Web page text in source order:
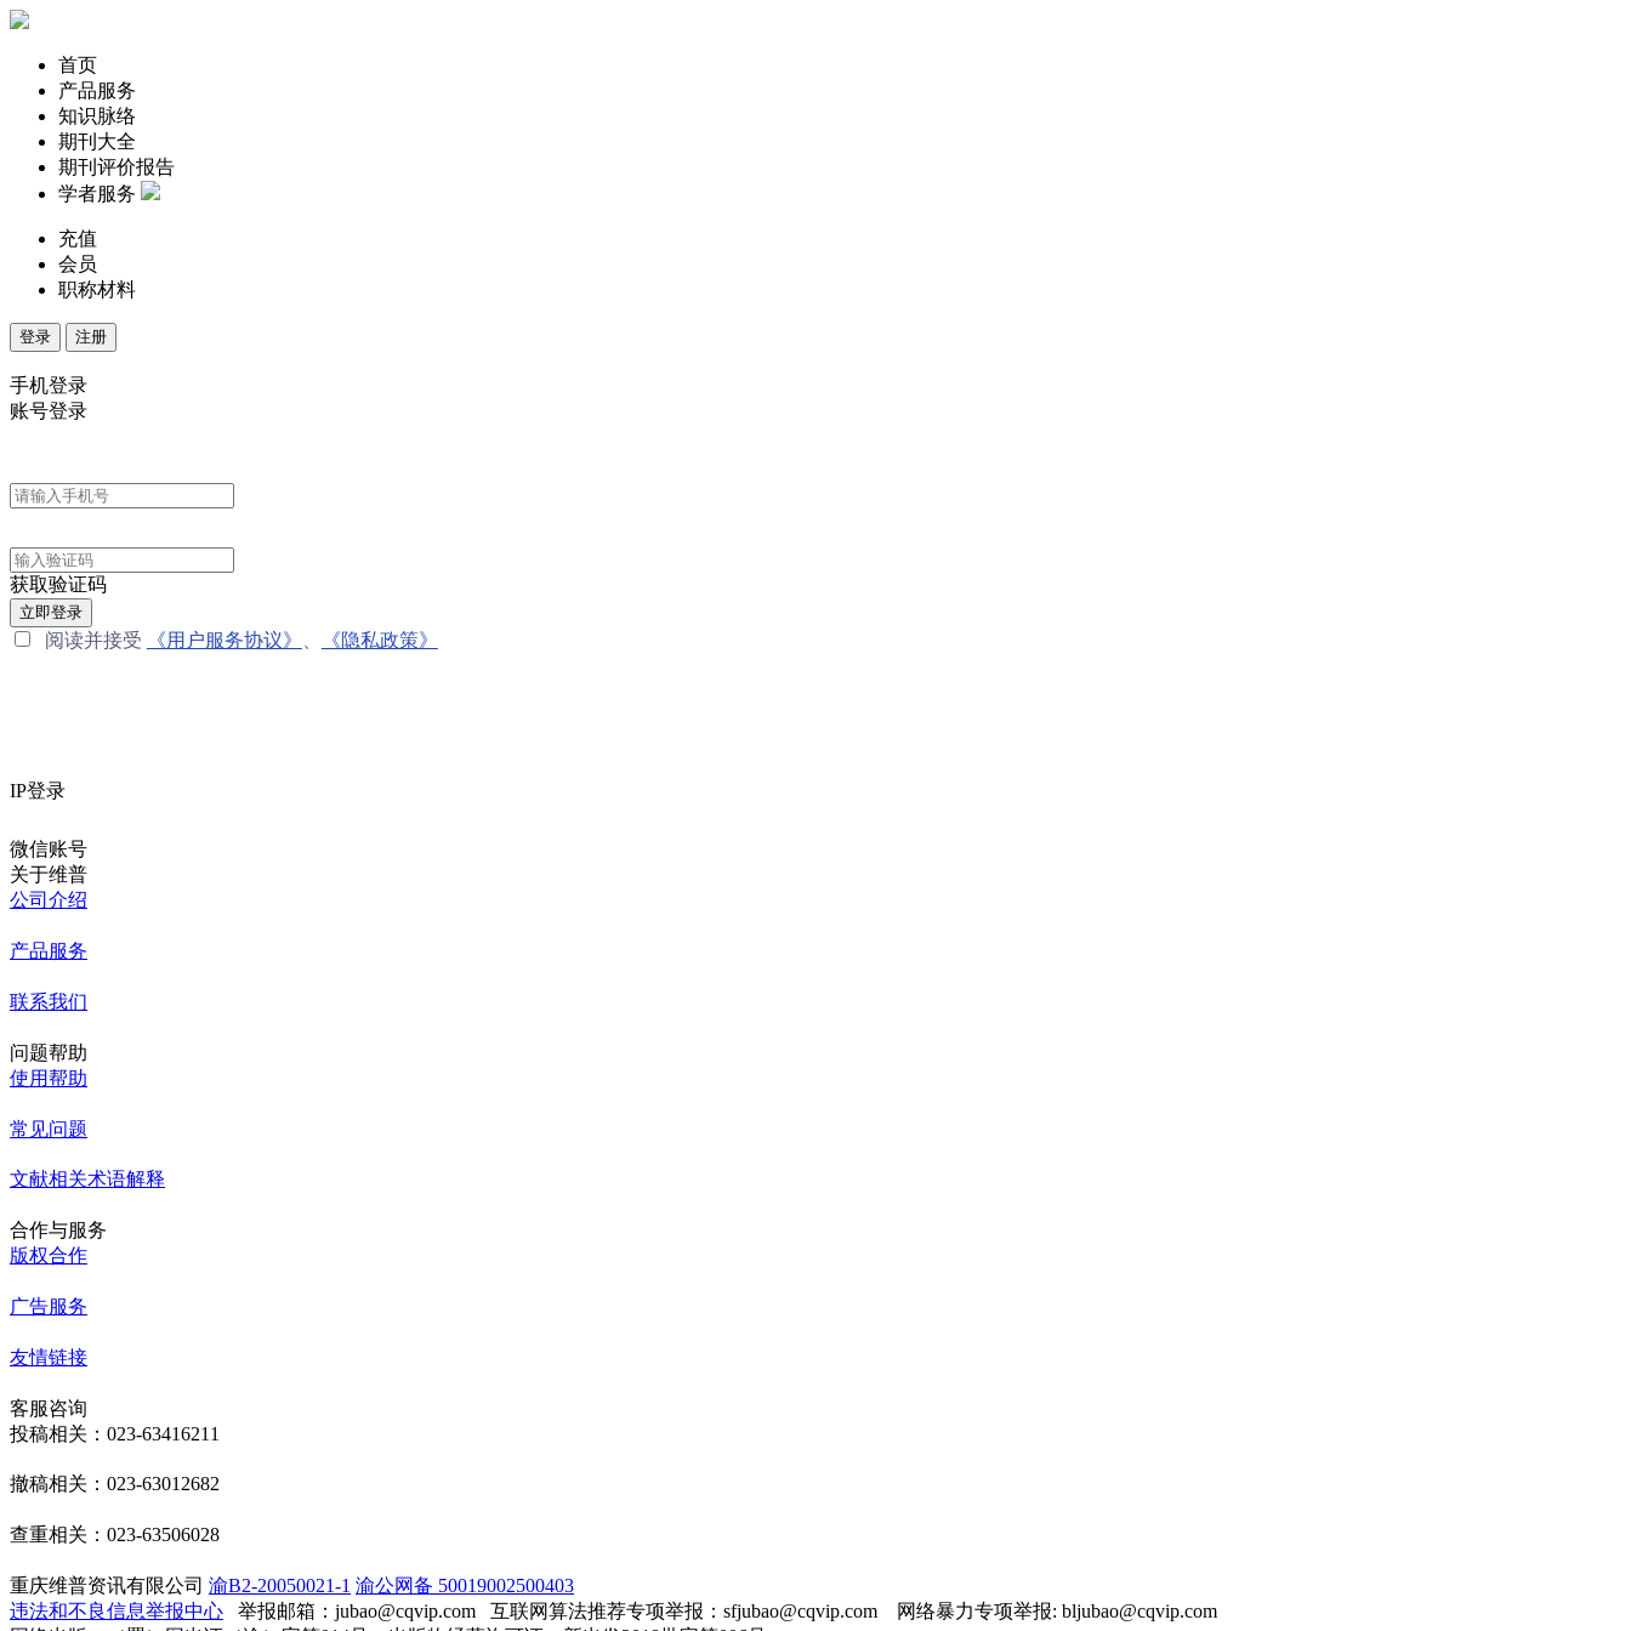
首页
产品服务
知识脉络
期刊大全
期刊评价报告
学者服务
充值
会员
职称材料
登录 注册
手机登录
账号登录
获取验证码
立即登录
阅读并接受 《用户服务协议》 《隐私政策》
IP登录
微信账号
关于维普
公司介绍
产品服务
联系我们
问题帮助
使用帮助
常见问题
文献相关术语解释
合作与服务
版权合作
广告服务
友情链接
客服咨询
投稿相关：023-63416211
撤稿相关：023-63012682
查重相关：023-63506028
重庆维普资讯有限公司 渝B2-20050021-1 渝公网备 50019002500403
违法和不良信息举报中心 举报邮箱：jubao@cqvip.com 互联网算法推荐专项举报：sfjubao@cqvip.com 网络暴力专项举报: bljubao@cqvip.com